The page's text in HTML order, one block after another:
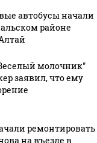
автобусы начали
районе
молочник"
заявил, что ему
ремонтировать
на въезде в